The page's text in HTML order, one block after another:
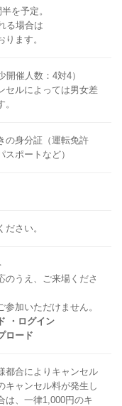
を予定。
る場合は
ます。
催人数：4対4）
セルによっては男女差
の身分証（運転免許
ポートなど）
さい。
うえ、ご来場くださ
加いただけません。
・ログイン
ロード
都合によりキャンセル
キャンセル料が発生し
は、一律1,000円のキ